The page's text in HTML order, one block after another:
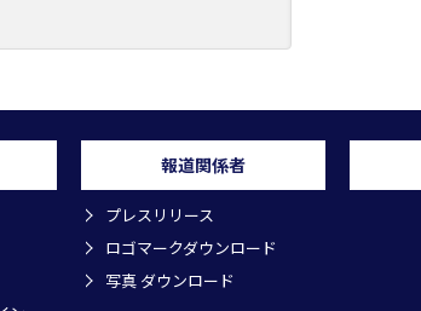
報道関係者
プレスリリース
ロゴマークダウンロード
写真 ダウンロード